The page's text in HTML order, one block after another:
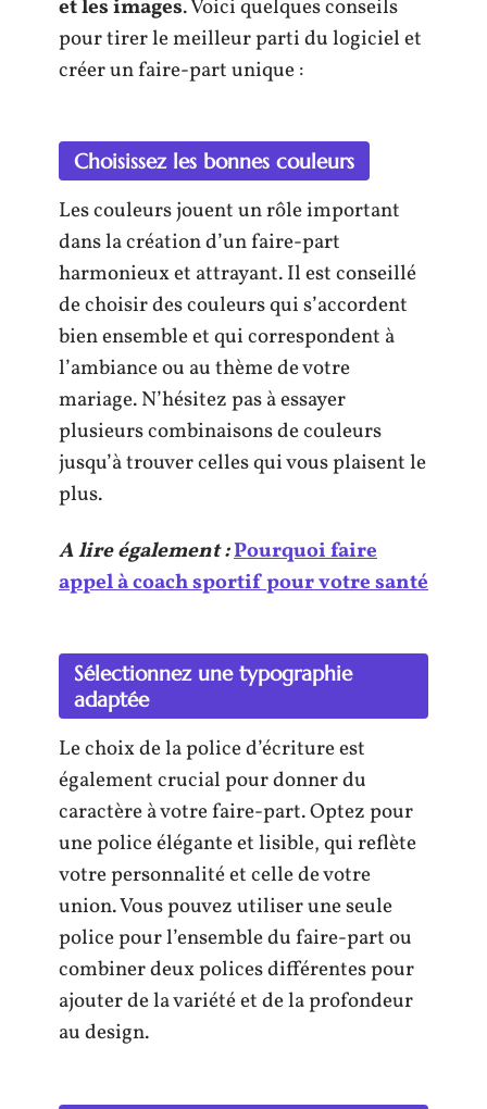
et les images. Voici quelques conseils
pour tirer le meilleur parti du logiciel et
créer un faire-part unique :
Choisissez les bonnes couleurs
Les couleurs jouent un rôle important
dans la création d’un faire-part
harmonieux et attrayant. Il est conseillé
de choisir des couleurs qui s’accordent
bien ensemble et qui correspondent à
l’ambiance ou au thème de votre
mariage. N’hésitez pas à essayer
plusieurs combinaisons de couleurs
jusqu’à trouver celles qui vous plaisent le
plus.
A lire également :Pourquoi faire
appel à coach sportif pour votre santé
Sélectionnez une typographie
adaptée
Le choix de la police d’écriture est
également crucial pour donner du
caractère à votre faire-part. Optez pour
une police élégante et lisible, qui reflète
votre personnalité et celle de votre
union. Vous pouvez utiliser une seule
police pour l’ensemble du faire-part ou
combiner deux polices différentes pour
ajouter de la variété et de la profondeur
au design.